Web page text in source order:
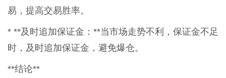
易，提高交易胜率。
* **及时追加保证金：**当市场走势不利，保证金不足
时，及时追加保证金，避免爆仓。
**结论**